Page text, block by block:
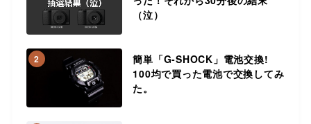
（泣）
2
簡単「G-SHOCK」電池交換!
100均で買った電池で交換してみ
た。